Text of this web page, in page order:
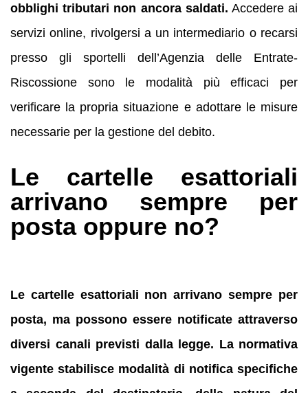
obblighi tributari non ancora saldati. Accedere ai
servizi online, rivolgersi a un intermediario o recarsi
presso gli sportelli dell’Agenzia delle Entrate-
Riscossione sono le modalità più efficaci per
verificare la propria situazione e adottare le misure
necessarie per la gestione del debito.
Le cartelle esattoriali
arrivano sempre per
posta oppure no?
Le cartelle esattoriali non arrivano sempre per
posta, ma possono essere notificate attraverso
diversi canali previsti dalla legge. La normativa
vigente stabilisce modalità di notifica specifiche